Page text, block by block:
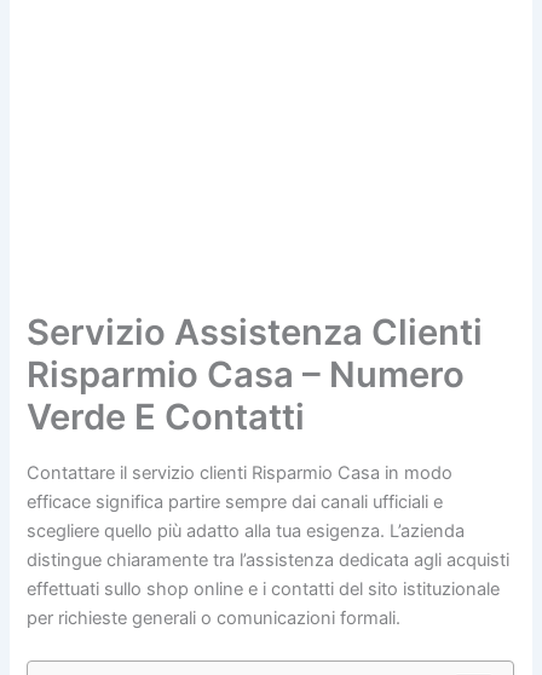
Servizio Assistenza Clienti
Risparmio Casa – Numero
Verde E Contatti
Contattare il servizio clienti Risparmio Casa in modo
efficace significa partire sempre dai canali ufficiali e
scegliere quello più adatto alla tua esigenza. L’azienda
distingue chiaramente tra l’assistenza dedicata agli acquisti
effettuati sullo shop online e i contatti del sito istituzionale
per richieste generali o comunicazioni formali.